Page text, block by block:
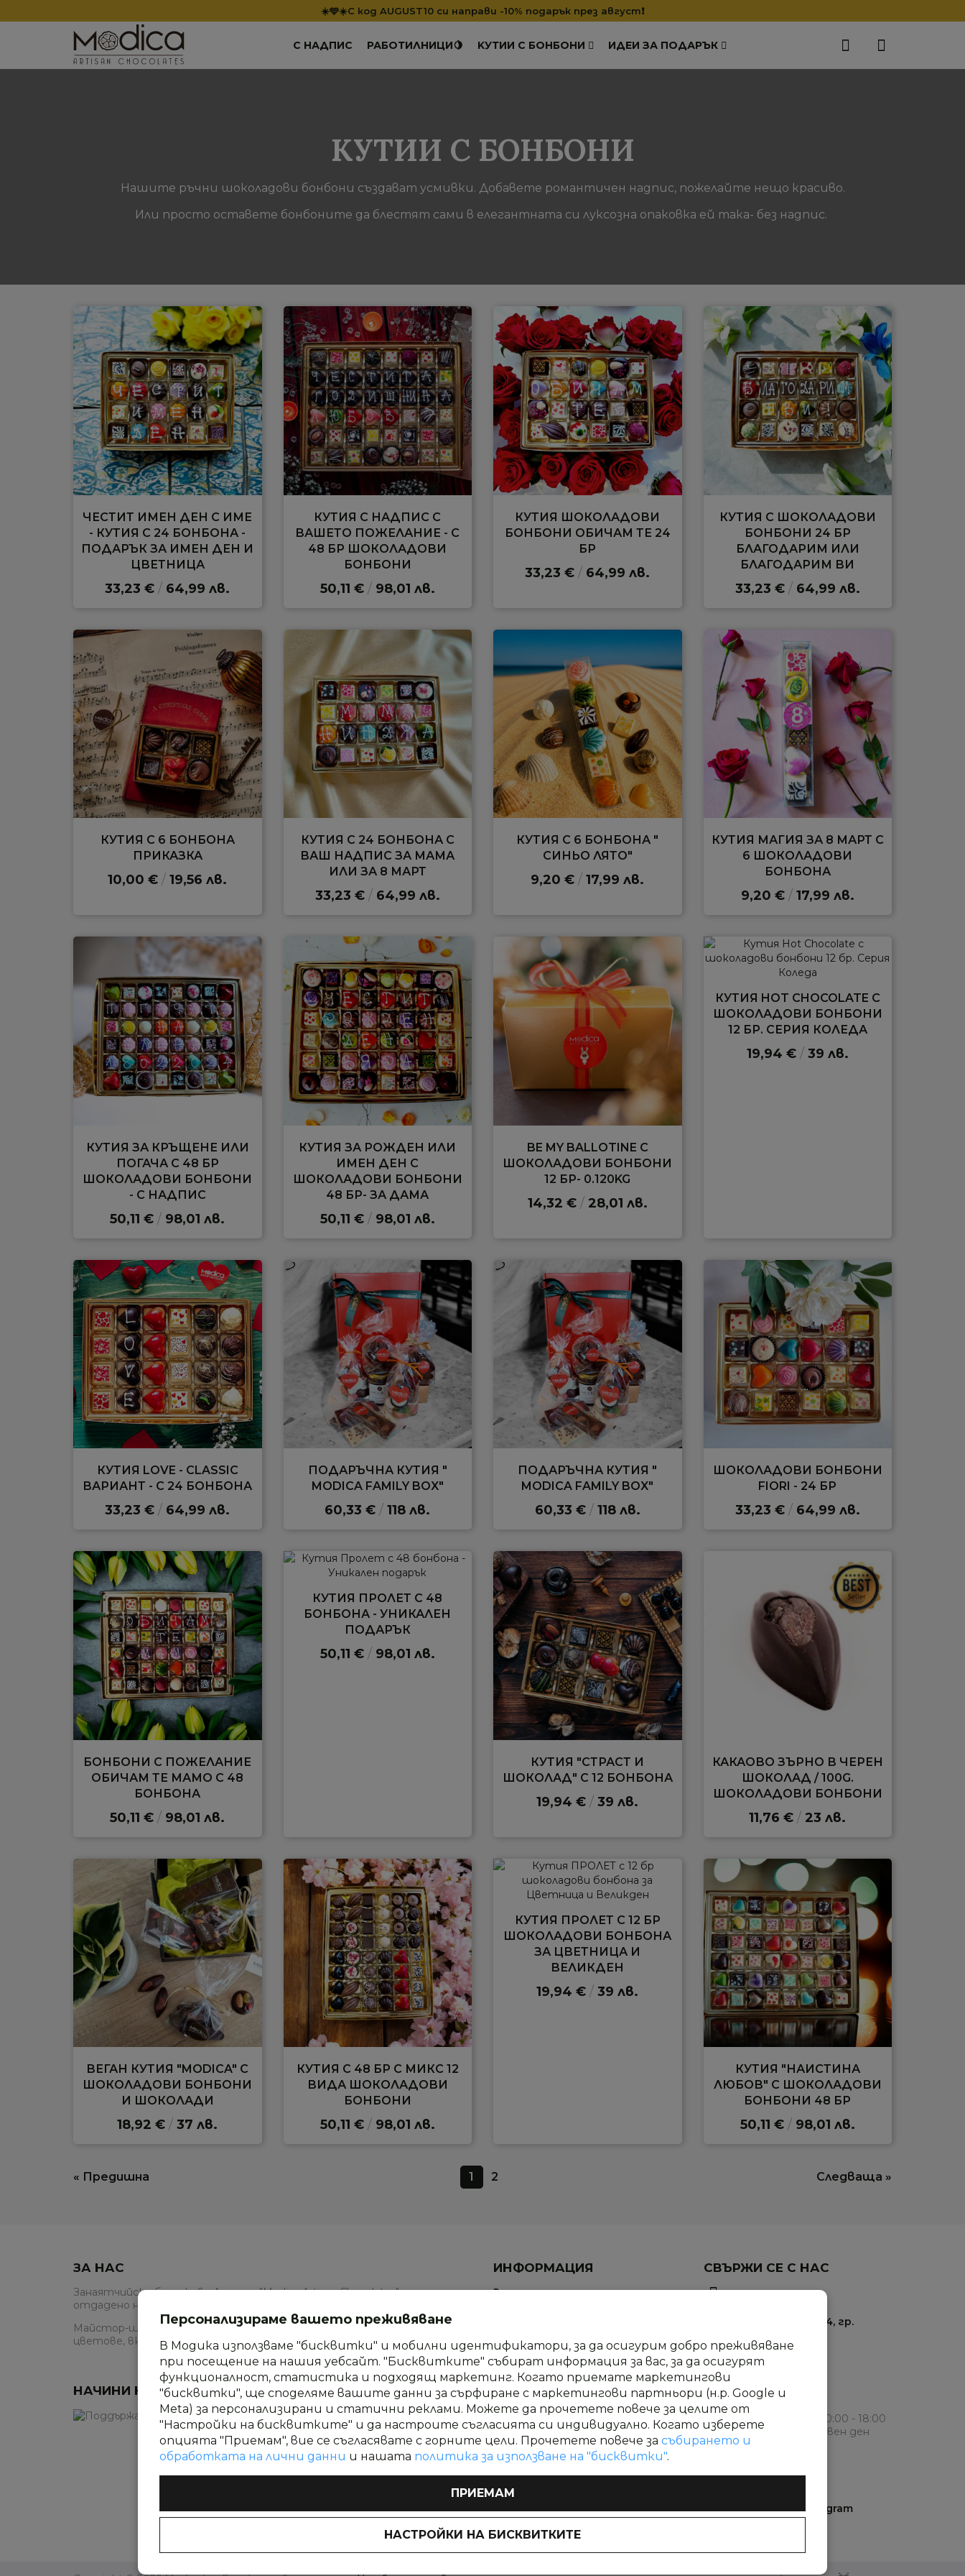
☀️🩵☀️С код AUGUST10 си направи -10% подарък през август❗
С НАДПИС РАБОТИЛНИЦИ🍋 KУТИИ С БОНБОНИ ИДЕИ ЗА ПОДАРЪК
КУТИИ С БОНБОНИ
Нашите ръчни шоколадови бонбони създават усмивки. Добавете романтичен надпис, пожелайте нещо красиво.
Или просто оставете бонбоните да блестят сами в елегантната си луксозна опаковка ей така- без надпис.
ЧЕСТИТ ИМЕН ДЕН С ИМЕ
- КУТИЯ С 24 БОНБОНА -
ПОДАРЪК ЗА ИМЕН ДЕН И
ЦВЕТНИЦА
33,23 €/ 64,99 лв.
КУТИЯ С НАДПИС С
ВАШЕТО ПОЖЕЛАНИЕ - С
48 БР ШОКОЛАДОВИ
БОНБОНИ
50,11 € /98,01 лв.
КУТИЯ ШОКОЛАДОВИ
БОНБОНИ ОБИЧАМ ТЕ 24
БР
33,23 €/ 64,99 лв.
КУТИЯ С ШОКОЛАДОВИ
БОНБОНИ 24 БР
БЛАГОДАРИМ ИЛИ
БЛАГОДАРИМ ВИ
33,23 € /64,99 лв.
КУТИЯ С 6 БОНБОНА
ПРИКАЗКА
10,00 €/ 19,56 лв.
КУТИЯ С 24 БОНБОНА С
ВАШ НАДПИС ЗА МАМА
ИЛИ ЗА 8 МАРТ
33,23 € /64,99 лв.
КУТИЯ С 6 БОНБОНА "
СИНЬО ЛЯТО"
9,20 €/ 17,99 лв.
КУТИЯ МАГИЯ ЗА 8 МАРТ С
6 ШОКОЛАДОВИ
БОНБОНА
9,20 € /17,99 лв.
КУТИЯ ЗА КРЪЩЕНЕ ИЛИ
ПОГАЧА С 48 БР
ШОКОЛАДОВИ БОНБОНИ
- С НАДПИС
50,11 €/ 98,01 лв.
КУТИЯ ЗА РОЖДЕН ИЛИ
ИМЕН ДЕН С
ШОКОЛАДОВИ БОНБОНИ
48 БР- ЗА ДАМА
50,11 € /98,01 лв.
BE MY BALLOTINE С
ШОКОЛАДОВИ БОНБОНИ
12 БР- 0.120KG
14,32 € /28,01 лв.
КУТИЯ HOT CHOCOLATE С
ШОКОЛАДОВИ БОНБОНИ
12 БР. СЕРИЯ КОЛЕДА
19,94 € /39 лв.
КУТИЯ LOVE - CLASSIC
ВАРИАНТ - С 24 БОНБОНА
33,23 €/ 64,99 лв.
ПОДАРЪЧНА КУТИЯ "
MODICA FAMILY BOX"
60,33 €/ 118 лв.
ПОДАРЪЧНА КУТИЯ "
MODICA FAMILY BOX"
60,33 € /118 лв.
ШОКОЛАДОВИ БОНБОНИ
FIORI - 24 БР
33,23 € /64,99 лв.
БОНБОНИ С ПОЖЕЛАНИЕ
ОБИЧАМ ТЕ МАМО С 48
БОНБОНА
50,11 €/ 98,01 лв.
КУТИЯ ПРОЛЕТ С 48
БОНБОНА - УНИКАЛЕН
ПОДАРЪК
50,11 € /98,01 лв.
КУТИЯ "СТРАСТ И
ШОКОЛАД" С 12 БОНБОНА
19,94 €/ 39 лв.
КАКАОВО ЗЪРНО В ЧЕРЕН
ШОКОЛАД / 100G.
ШОКОЛАДОВИ БОНБОНИ
11,76 €/ 23 лв.
ВЕГАН КУТИЯ "MODICA" С
ШОКОЛАДОВИ БОНБОНИ
И ШОКОЛАДИ
18,92 €/ 37 лв.
КУТИЯ С 48 БР С МИКС 12
ВИДА ШОКОЛАДОВИ
БОНБОНИ
50,11 € /98,01 лв.
КУТИЯ ПРОЛЕТ С 12 БР
ШОКОЛАДОВИ БОНБОНА
ЗА ЦВЕТНИЦА И
ВЕЛИКДЕН
19,94 €/ 39 лв.
КУТИЯ "НАИСТИНА
ЛЮБОВ" С ШОКОЛАДОВИ
БОНБОНИ 48 БР
50,11 € /98,01 лв.
« Предишна 1 2 Следваща »
ЗА НАС
Занаятчийско бутиково Ателие "Modica Artisan Chocolates" е място,
отдадено на шоколада във всички негови превъплъщения и форми.
Майстор-шоколатиер Гергана Мутафис и екип ви канят в оазис на
цветове, вкусове, красив дизайн и изтънчено изпитание на сетивата.
НАЧИНИ НА ПЛАЩАНЕ
ИНФОРМАЦИЯ
За нас
Доставка и плащане
Често Задавани Въпроси
Контакти
СВЪРЖИ СЕ С НАС
ул. Промишлена 24, гр.
info@modica.bg
Работно време
Понеделник - петък: 10:00 - 18:00
Събота и неделя: почивен ден
Facebook Instagram
Персонализираме вашето преживяване
В Модика използваме "бисквитки" и мобилни идентификатори, за да осигурим добро преживяване
при посещение на нашия уебсайт. "Бисквитките" събират информация за вас, за да осигурят
функционалност, статистика и подходящ маркетинг. Когато приемате маркетингови
"бисквитки", ще споделяме вашите данни за сърфиране с маркетингови партньори (н.р. Google и
Meta) за персонализирани и статични реклами. Можете да прочетете повече за целите от
"Настройки на бисквитките" и да настроите съгласията си индивидуално. Когато изберете
опцията "Приемам", вие се съгласявате с горните цели. Прочетете повече за събирането и
обработката на лични данни и нашата политика за използване на "бисквитки".
ПРИЕМАМ
НАСТРОЙКИ НА БИСКВИТКИТЕ